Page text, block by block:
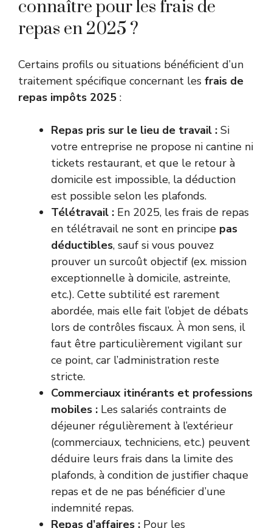
connaître pour les frais de
repas en 2025 ?
Certains profils ou situations bénéficient d’un
traitement spécifique concernant les frais de
repas impôts 2025 :
Repas pris sur le lieu de travail : Si
votre entreprise ne propose ni cantine ni
tickets restaurant, et que le retour à
domicile est impossible, la déduction
est possible selon les plafonds.
Télétravail : En 2025, les frais de repas
en télétravail ne sont en principe pas
déductibles, sauf si vous pouvez
prouver un surcoût objectif (ex. mission
exceptionnelle à domicile, astreinte,
etc.). Cette subtilité est rarement
abordée, mais elle fait l’objet de débats
lors de contrôles fiscaux. À mon sens, il
faut être particulièrement vigilant sur
ce point, car l’administration reste
stricte.
Commerciaux itinérants et professions
mobiles : Les salariés contraints de
déjeuner régulièrement à l’extérieur
(commerciaux, techniciens, etc.) peuvent
déduire leurs frais dans la limite des
plafonds, à condition de justifier chaque
repas et de ne pas bénéficier d’une
indemnité repas.
Repas d’affaires : Pour les